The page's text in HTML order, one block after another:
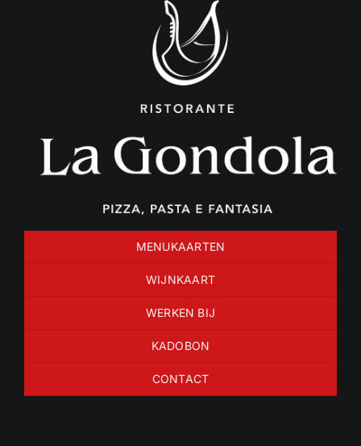
MENUKAARTEN
WIJNKAART
WERKEN BIJ
KADOBON
CONTACT